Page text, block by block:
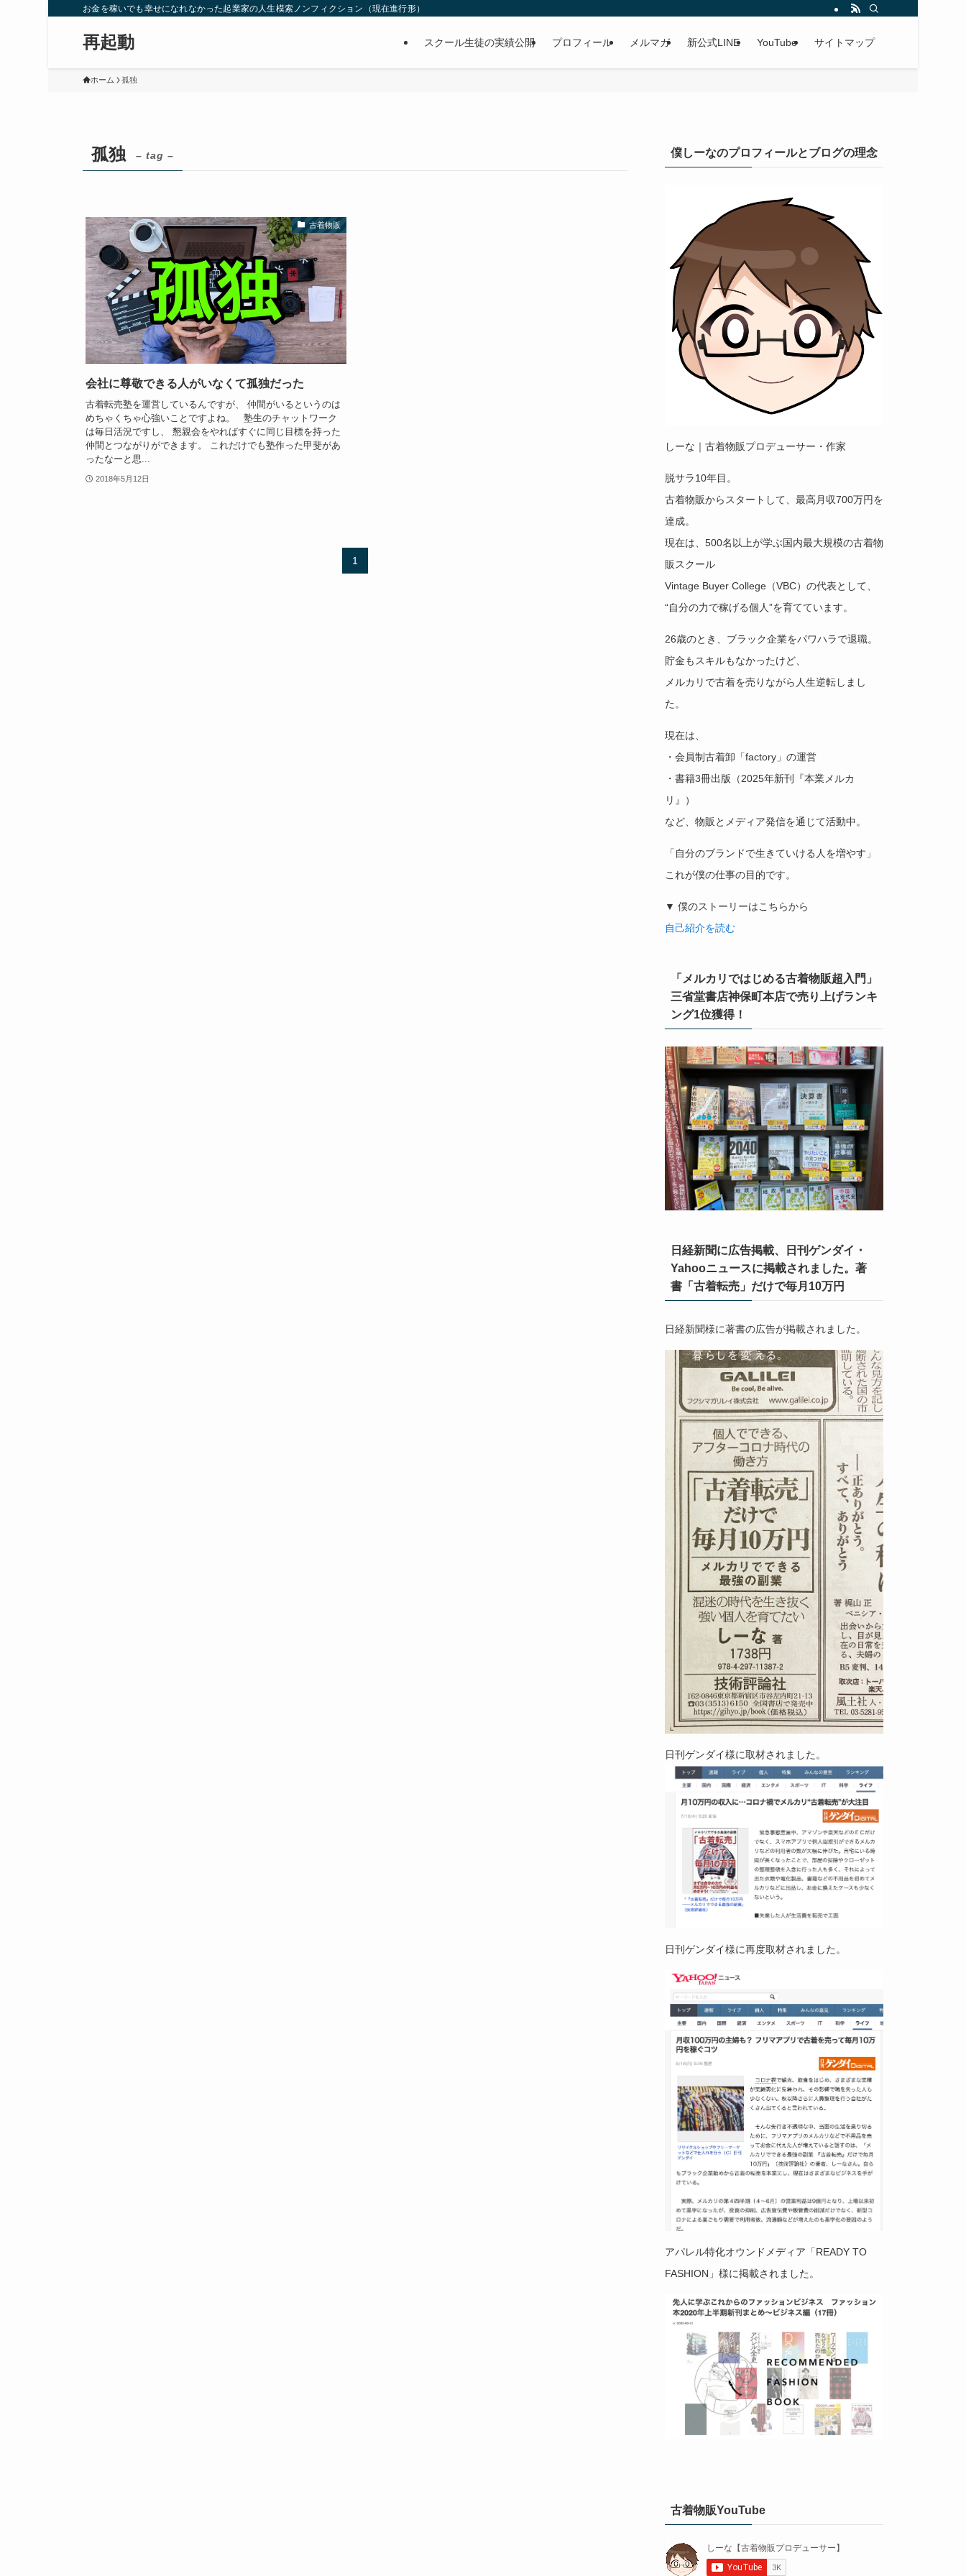
お金を稼いでも幸せになれなかった起業家の人生模索ノンフィクション（現在進行形）
再起動 スクール生徒の実績公開 プロフィール メルマガ 新公式LINE YouTube サイトマップ
ホーム 孤独
孤独 – tag –
古着物販
会社に尊敬できる人がいなくて孤独だった
古着転売塾を運営しているんですが、 仲間がいるというのは
めちゃくちゃ心強いことですよね。 塾生のチャットワーク
は毎日活況ですし、 懇親会をやればすぐに同じ目標を持った
仲間とつながりができます。 これだけでも塾作った甲斐があ
ったなーと思...
2018年5月12日
1
僕しーなのプロフィールとブログの理念
しーな｜古着物販プロデューサー・作家
脱サラ10年目。
古着物販からスタートして、最高月収700万円を
達成。
現在は、500名以上が学ぶ国内最大規模の古着物
販スクール
Vintage Buyer College（VBC）の代表として、
“自分の力で稼げる個人”を育てています。
26歳のとき、ブラック企業をパワハラで退職。
貯金もスキルもなかったけど、
メルカリで古着を売りながら人生逆転しまし
た。
現在は、
・会員制古着卸「factory」の運営
・書籍3冊出版（2025年新刊『本業メルカ
リ』）
など、物販とメディア発信を通じて活動中。
「自分のブランドで生きていける人を増やす」
これが僕の仕事の目的です。
▼ 僕のストーリーはこちらから
自己紹介を読む
「メルカリではじめる古着物販超入門」
三省堂書店神保町本店で売り上げランキ
ング1位獲得！
日経新聞に広告掲載、日刊ゲンダイ・
Yahooニュースに掲載されました。著
書「古着転売」だけで毎月10万円
日経新聞様に著書の広告が掲載されました。
日刊ゲンダイ様に取材されました。
日刊ゲンダイ様に再度取材されました。
アパレル特化オウンドメディア「READYTO
FASHION」様に掲載されました。
古着物販YouTube